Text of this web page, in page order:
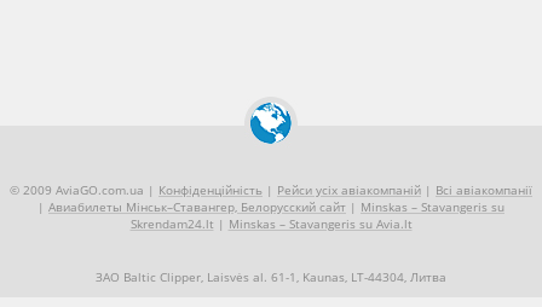
© 2009 AviaGO.com.ua | Конфіденційність | Рейси усіх авіакомпаній | Всі авіакомпанії
| Авиабилеты Мінськ–Ставангер, Белорусский сайт | Minskas – Stavangeris su
Skrendam24.lt | Minskas – Stavangeris su Avia.lt
ЗАО Baltic Clipper, Laisvės al. 61-1, Kaunas, LT-44304, Литва